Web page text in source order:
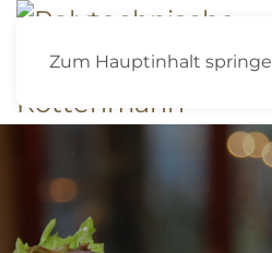
Zum Hauptinhalt